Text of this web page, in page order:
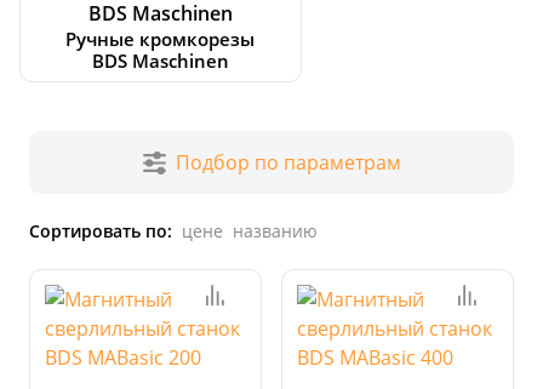
Ручные кромкорезы
BDS Maschinen
Подбор по параметрам
Сортировать по: цене названию